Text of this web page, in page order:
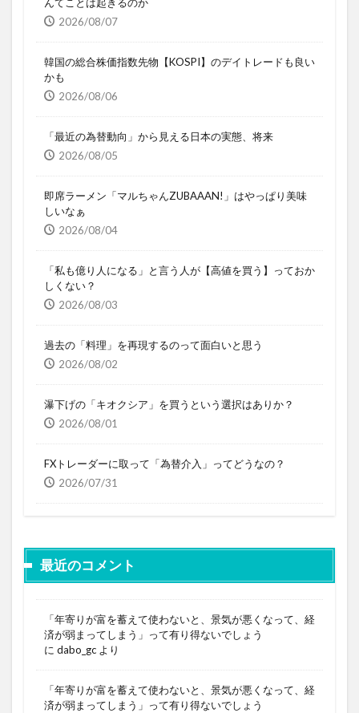
んてことは起きるのか
2026/08/07
韓国の総合株価指数先物【KOSPI】のデイトレードも良い
かも
2026/08/06
「最近の為替動向」から見える日本の実態、将来
2026/08/05
即席ラーメン「マルちゃんZUBAAAN!」はやっぱり美味
しいなぁ
2026/08/04
「私も億り人になる」と言う人が【高値を買う】っておか
しくない？
2026/08/03
過去の「料理」を再現するのって面白いと思う
2026/08/02
瀑下げの「キオクシア」を買うという選択はありか？
2026/08/01
FXトレーダーに取って「為替介入」ってどうなの？
2026/07/31
最近のコメント
「年寄りが富を蓄えて使わないと、景気が悪くなって、経
済が弱まってしまう」って有り得ないでしょう
に dabo_gc より
「年寄りが富を蓄えて使わないと、景気が悪くなって、経
済が弱まってしまう」って有り得ないでしょう